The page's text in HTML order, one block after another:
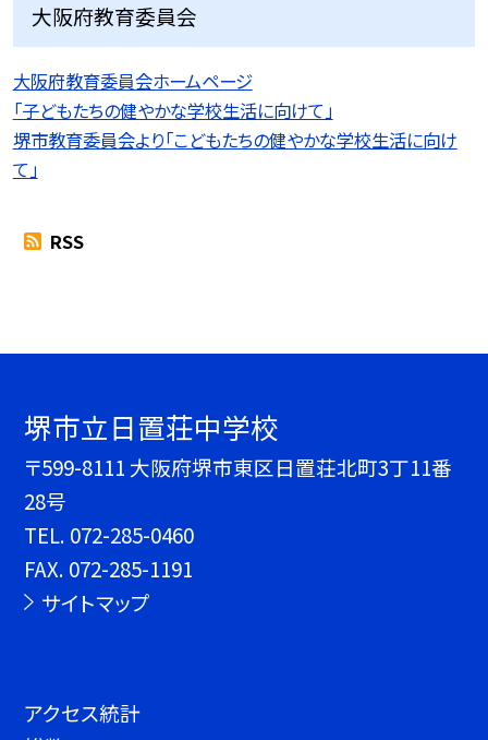
大阪府教育委員会
大阪府教育委員会ホームページ
「子どもたちの健やかな学校生活に向けて」
堺市教育委員会より「こどもたちの健やかな学校生活に向け
て」
RSS
堺市立日置荘中学校
〒599-8111 大阪府堺市東区日置荘北町3丁11番
28号
TEL. 072-285-0460
FAX. 072-285-1191
サイトマップ
アクセス統計